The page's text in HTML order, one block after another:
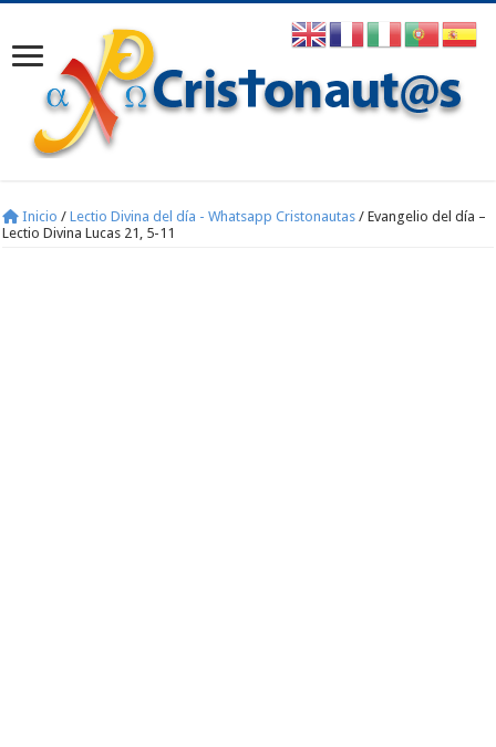
Inicio / Lectio Divina del día - Whatsapp Cristonautas / Evangelio del día –
Lectio Divina Lucas 21, 5-11